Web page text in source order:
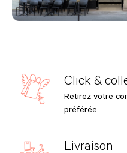
Click &
Retirez votre
préférée
Livraison